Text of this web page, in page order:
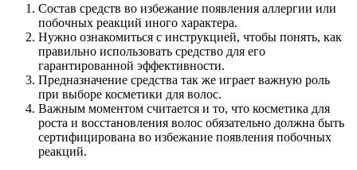
Состав средств во избежание появления аллергии или
побочных реакций иного характера.
Нужно ознакомиться с инструкцией, чтобы понять, как
правильно использовать средство для его
гарантированной эффективности.
Предназначение средства так же играет важную роль
при выборе косметики для волос.
Важным моментом считается и то, что косметика для
роста и восстановления волос обязательно должна быть
сертифицирована во избежание появления побочных
реакций.